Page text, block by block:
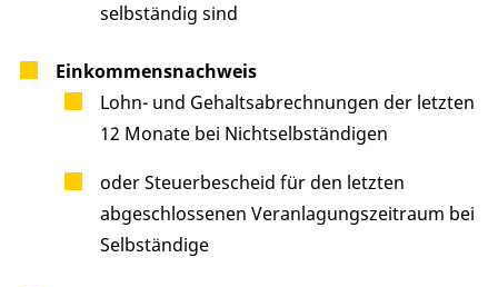
selbständig sind
Einkommensnachweis
Lohn- und Gehaltsabrechnungen der letzten
12 Monate bei Nichtselbständigen
oder Steuerbescheid für den letzten
abgeschlossenen Veranlagungszeitraum bei
Selbständige